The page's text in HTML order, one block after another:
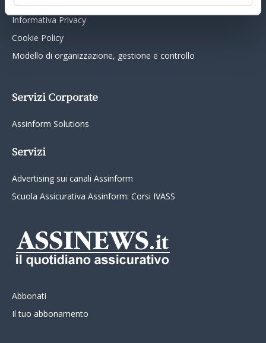
Informativa Privacy
Cookie Policy
Modello di organizzazione, gestione e controllo
Servizi Corporate
Assinform Solutions
Servizi
Advertising sui canali Assinform
Scuola Assicurativa Assinform: Corsi IVASS
Abbonati
Il tuo abbonamento